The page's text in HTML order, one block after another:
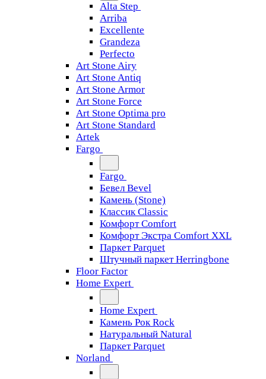
Alta Step
Arriba
Excellente
Grandeza
Perfecto
Art Stone Airy
Art Stone Antiq
Art Stone Armor
Art Stone Force
Art Stone Optima pro
Art Stone Standard
Artek
Fargo
Fargo
Бевел Bevel
Камень (Stone)
Классик Classic
Комфорт Comfort
Комфорт Экстра Comfort XXL
Паркет Parquet
Штучный паркет Herringbone
Floor Factor
Home Expert
Home Expert
Камень Рок Rock
Натуральный Natural
Паркет Parquet
Norland